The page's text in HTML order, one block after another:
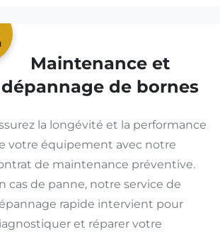
Maintenance et
dépannage de bornes
la longévité et la performance
votre équipement avec notre
de maintenance préventive.
cas de panne, notre service de
rapide intervient pour
et réparer votre